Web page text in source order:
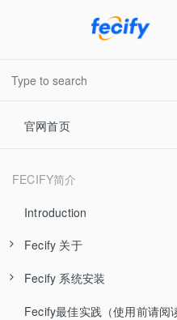
官网首页
FECIFY简介
Introduction
Fecify 关于
Fecify 系统介绍
Fecify 视频教学
Fecify 系统安装
Fecify 准备工作
Fecify最佳实践（使用前请阅